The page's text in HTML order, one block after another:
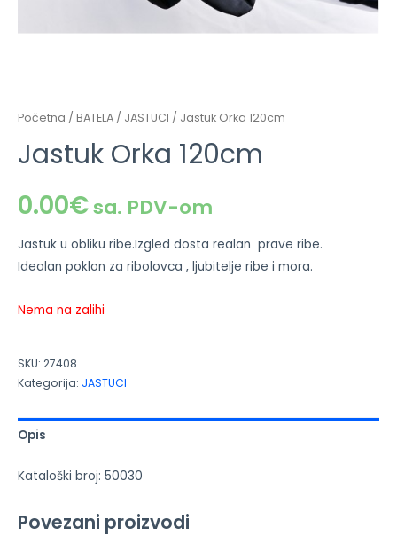
Početna / BATELA / JASTUCI / Jastuk Orka 120cm
Jastuk Orka 120cm
0.00€sa. PDV-om
Jastuk u obliku ribe.Izgled dosta realan prave ribe.
Idealan poklon za ribolovca , ljubitelje ribe i mora.
Nema na zalihi
SKU: 27408
Kategorija: JASTUCI
Opis
Kataloški broj: 50030
Povezani proizvodi